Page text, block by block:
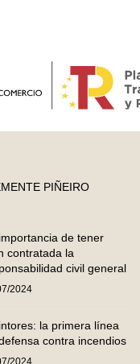
PIÑEIRO
de tener
contratada la
civil general
2024
la primera línea
contra incendios
2024